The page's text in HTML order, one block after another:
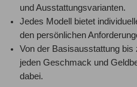
und Ausstattungsvarianten.
Jedes Modell bietet
den persönlichen
Von der Basisausstattung
jeden Geschmack und
dabei.